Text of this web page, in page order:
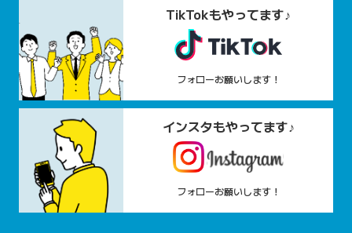
TikTokもやってます♪
フォローお願いします！
インスタもやってます♪
フォローお願いします！